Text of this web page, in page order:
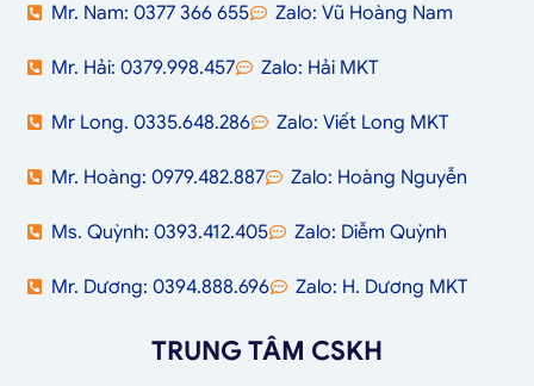
Mr. Nam: 0377 366 655 Zalo: Vũ Hoàng Nam
Mr. Hải: 0379.998.457 Zalo: Hải MKT
Mr Long. 0335.648.286 Zalo: Viết Long MKT
Mr. Hoàng: 0979.482.887 Zalo: Hoàng Nguyễn
Ms. Quỳnh: 0393.412.405 Zalo: Diễm Quỳnh
Mr. Dương: 0394.888.696 Zalo: H. Dương MKT
TRUNG TÂM CSKH